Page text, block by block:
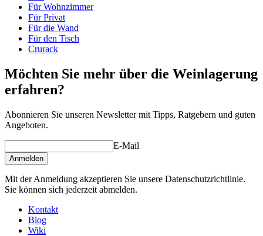
Gewicht (kg)31
Für Wohnzimmer
Für Privat
Für die Wand
Für den Tisch
Crurack
Möchten Sie mehr über die Weinlagerung
erfahren?
Abonnieren Sie unseren Newsletter mit Tipps, Ratgebern und guten
Angeboten.
E-Mail
Anmelden
Mit der Anmeldung akzeptieren Sie unsere Datenschutzrichtlinie.
Sie können sich jederzeit abmelden.
Kontakt
Blog
Wiki